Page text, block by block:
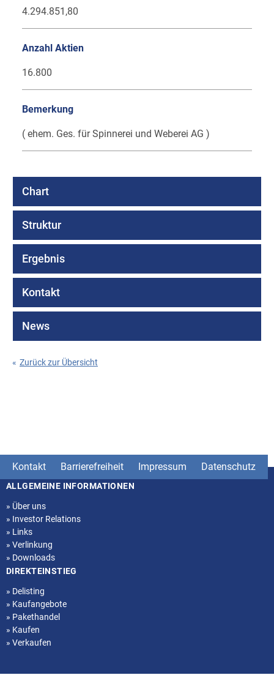
4.294.851,80
Anzahl Aktien
16.800
Bemerkung
( ehem. Ges. für Spinnerei und Weberei AG )
Chart
Struktur
Ergebnis
Kontakt
News
« Zurück zur Übersicht
Kontakt Barrierefreiheit Impressum Datenschutz
Seitenstruktur
ALLGEMEINE INFORMATIONEN
» Über uns
» Investor Relations
» Links
» Verlinkung
» Downloads
DIREKTEINSTIEG
» Delisting
» Kaufangebote
» Pakethandel
» Kaufen
» Verkaufen